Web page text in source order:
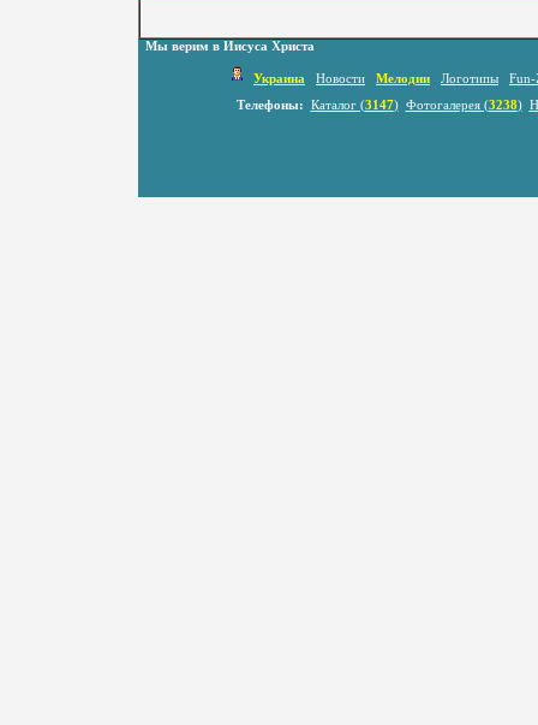
Мы верим в Иисуса Христа
Украина Новости Мелодии Логотипы
Fun-
Телефоны:
Каталог (3147) Фотогалерея (3238)